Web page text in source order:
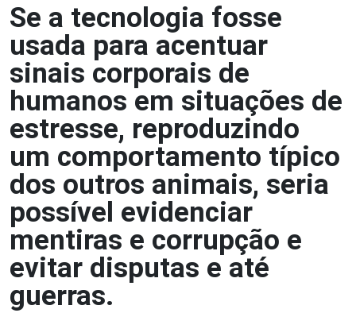
Se a tecnologia fosse
usada para acentuar
sinais corporais de
humanos em situações de
estresse, reproduzindo
um comportamento típico
dos outros animais, seria
possível evidenciar
mentiras e corrupção e
evitar disputas e até
guerras.